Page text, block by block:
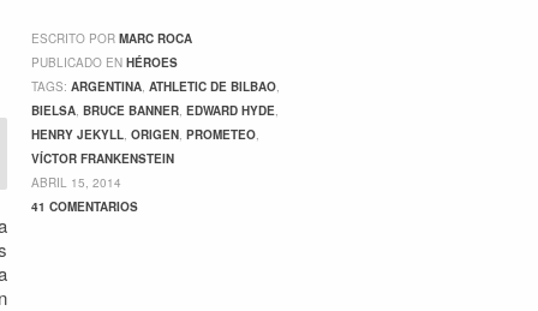
ESCRITO POR MARC ROCA
PUBLICADO EN HÉROES
TAGS: ARGENTINA, ATHLETIC DE BILBAO,
BIELSA, BRUCE BANNER, EDWARD HYDE,
HENRY JEKYLL, ORIGEN, PROMETEO,
VÍCTOR FRANKENSTEIN
ABRIL 15, 2014
41 COMENTARIOS